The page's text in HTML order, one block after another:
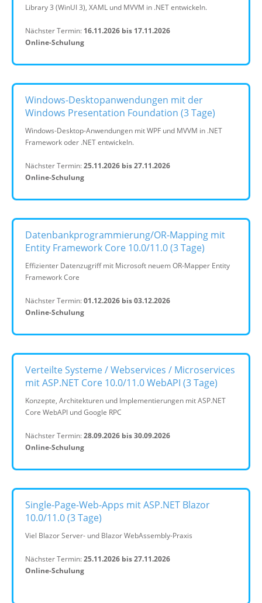
Library 3 (WinUI 3), XAML und MVVM in .NET entwickeln.
Nächster Termin: 16.11.2026 bis 17.11.2026
Online-Schulung
Windows-Desktopanwendungen mit der
Windows Presentation Foundation (3 Tage)
Windows-Desktop-Anwendungen mit WPF und MVVM in .NET
Framework oder .NET entwickeln.
Nächster Termin:25.11.2026 bis 27.11.2026
Online-Schulung
Datenbankprogrammierung/OR-Mapping mit
Entity Framework Core 10.0/11.0 (3 Tage)
Effizienter Datenzugriff mit Microsoft neuem OR-Mapper Entity
Framework Core
Nächster Termin:01.12.2026 bis 03.12.2026
Online-Schulung
Verteilte Systeme / Webservices / Microservices
mit ASP.NET Core 10.0/11.0 WebAPI (3 Tage)
Konzepte, Architekturen und Implementierungen mit ASP.NET
Core WebAPI und Google RPC
Nächster Termin:28.09.2026 bis 30.09.2026
Online-Schulung
Single-Page-Web-Apps mit ASP.NET Blazor
10.0/11.0 (3 Tage)
Viel Blazor Server- und Blazor WebAssembly-Praxis
Nächster Termin:25.11.2026 bis 27.11.2026
Online-Schulung